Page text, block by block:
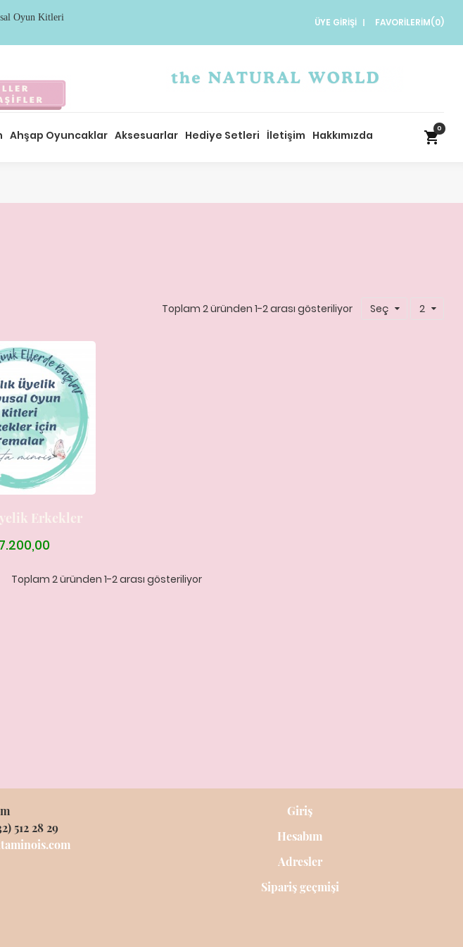
Oyun Kitleri ÜYE GIRIŞI FAVORILERIM(0)
0
Ahşap Oyuncaklar Aksesuarlar Hediye Setleri İletişim Hakkımızda
Seç 2
Toplam 2 üründen 1-2 arası gösteriliyor
Erkekler
Toplam 2 üründen 1-2 arası gösteriliyor
512 28 29
Giriş
Hesabım
Adresler
Sipariş geçmişi